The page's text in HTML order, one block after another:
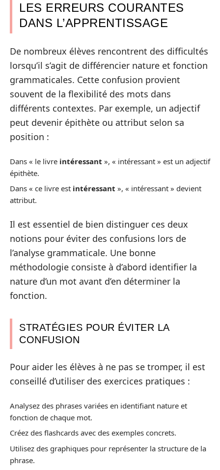
LES ERREURS COURANTES
DANS L’APPRENTISSAGE
De nombreux élèves rencontrent des difficultés
lorsqu’il s’agit de différencier nature et fonction
grammaticales. Cette confusion provient
souvent de la flexibilité des mots dans
différents contextes. Par exemple, un adjectif
peut devenir épithète ou attribut selon sa
position :
Dans « le livre intéressant », « intéressant » est un adjectif
épithète.
Dans « ce livre est intéressant », « intéressant » devient
attribut.
Il est essentiel de bien distinguer ces deux
notions pour éviter des confusions lors de
l’analyse grammaticale. Une bonne
méthodologie consiste à d’abord identifier la
nature d’un mot avant d’en déterminer la
fonction.
STRATÉGIES POUR ÉVITER LA
CONFUSION
Pour aider les élèves à ne pas se tromper, il est
conseillé d’utiliser des exercices pratiques :
Analysez des phrases variées en identifiant nature et
fonction de chaque mot.
Créez des flashcards avec des exemples concrets.
Utilisez des graphiques pour représenter la structure de la
phrase.